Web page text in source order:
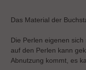
hinzugefügt
Das Material der
Die Perlen eigenen
auf den Perlen kann
Abnutzung kommt, es